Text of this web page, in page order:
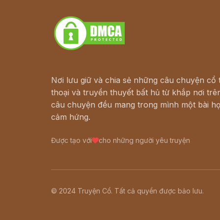
Nơi lưu giữ và chia sẻ những câu chuyện cổ
thoại và truyền thuyết bất hủ từ khắp nơi
câu chuyện đều mang trong mình một bài
cảm hứng.
Được tạo với cho những người yêu truyện
© 2024 Truyện Cổ. Tất cả quyền được bảo lưu.